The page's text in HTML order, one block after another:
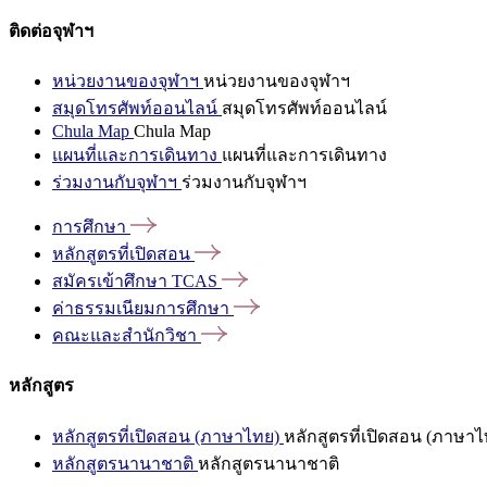
ติดต่อจุฬาฯ
หน่วยงานของจุฬาฯ หน่วยงานของจุฬาฯ
สมุดโทรศัพท์ออนไลน์ สมุดโทรศัพท์ออนไลน์
Chula Map Chula Map
แผนที่และการเดินทาง แผนที่และการเดินทาง
ร่วมงานกับจุฬาฯ ร่วมงานกับจุฬาฯ
การศึกษา
หลักสูตรที่เปิดสอน
สมัครเข้าศึกษา TCAS
ค่าธรรมเนียมการศึกษา
คณะและสำนักวิชา
หลักสูตร
หลักสูตรที่เปิดสอน (ภาษาไทย) หลักสูตรที่เปิดสอน (ภาษาไ
หลักสูตรนานาชาติ หลักสูตรนานาชาติ